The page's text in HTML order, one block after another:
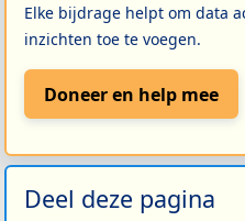
Elke bijdrage helpt om data
inzichten toe te voegen.
Doneer en help mee
Deel deze pagina